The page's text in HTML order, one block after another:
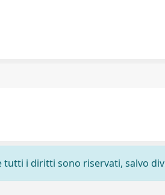
i diritti sono riservati, salvo